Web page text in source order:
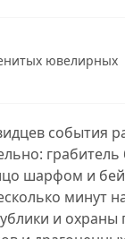
ювелирных
события
шарфом и
минут
и охраны